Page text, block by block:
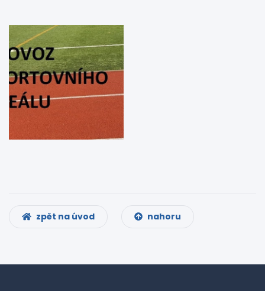
zpět na úvod nahoru